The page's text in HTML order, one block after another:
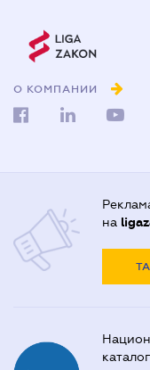
О КОМПАНИИ
на